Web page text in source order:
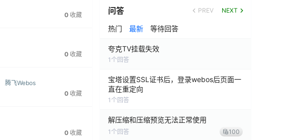
0 收藏
0 收藏
腾飞Webos
0 收藏
0 收藏
问答 PREV NEXT
热门 最新 等待回答
夸克TV挂载失效
1 个回答
宝塔设置SSL证书后，登录webos后页面一
直在重定向
1 个回答
解压缩和压缩预览无法正常使用
1 个回答 100